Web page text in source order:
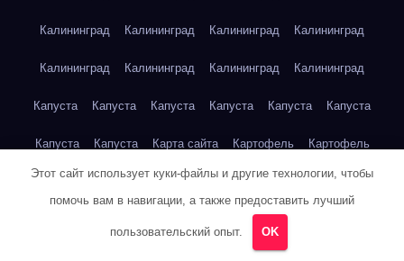
Калининград Калининград Калининград Калининград
Калининград Калининград Калининград Калининград
Капуста Капуста Капуста Капуста Капуста Капуста
Капуста Капуста Карта сайта Картофель Картофель
Картофель Картофель Картофель Картофель
Кейптаун
Этот сайт использует куки-файлы и другие технологии, чтобы
помочь вам в навигации, а также предоставить лучший
пользовательский опыт. OK